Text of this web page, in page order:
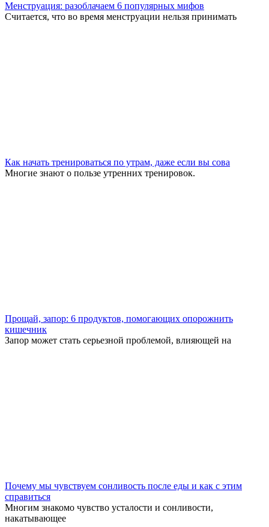
Менструация: разоблачаем 6 популярных мифов
Считается, что во время менструации нельзя принимать
Как начать тренироваться по утрам, даже если вы сова
Многие знают о пользе утренних тренировок.
Прощай, запор: 6 продуктов, помогающих опорожнить
кишечник
Запор может стать серьезной проблемой, влияющей на
Почему мы чувствуем сонливость после еды и как с этим
справиться
Многим знакомо чувство усталости и сонливости,
накатывающее